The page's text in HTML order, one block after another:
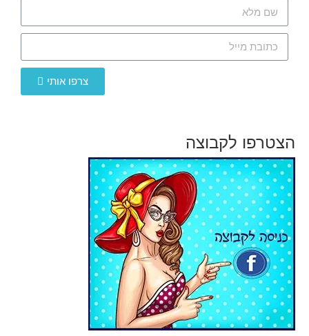
צרפו אותי
הצטרפו לקבוצה